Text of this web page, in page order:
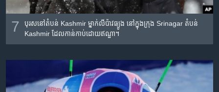
7
បុរស​នៅ​តំបន់ Kashmir ម្នាក់​លី​ប៉ាវ​ធ្យូង នៅ​ក្នុង​ក្រុង Srinagar តំបន់
Kashmir ដែល​កាន់កាប់​ដោយ​ឥណ្ឌា។